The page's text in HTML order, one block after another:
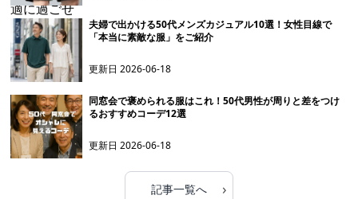
夫婦で出かける50代メンズカジュアル10選！女性目線で
「本当に素敵な服」をご紹介
更新日2026-06-18
同窓会で褒められる服はこれ！50代男性が周りと差をつけ
るおすすめコーデ12選
更新日2026-06-18
記事一覧へ ›